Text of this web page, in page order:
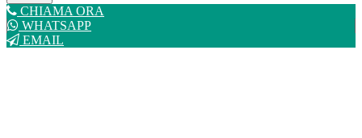
Chiudi
CHIAMA ORA
WHATSAPP
EMAIL